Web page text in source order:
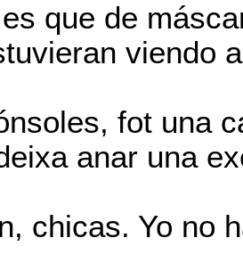
que de
viendo
fot una
anar una
chicas. Yo no